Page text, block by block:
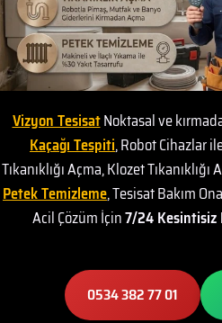
Vizyon TesisatNoktasal ve
Kaçağı Tespiti, Robot Cihazlar
Tıkanıklığı Açma, Klozet
Petek Temizleme, Tesisat Bakım
Acil Çözüm İçin7/24 Kesintisiz
0534 382 77 01